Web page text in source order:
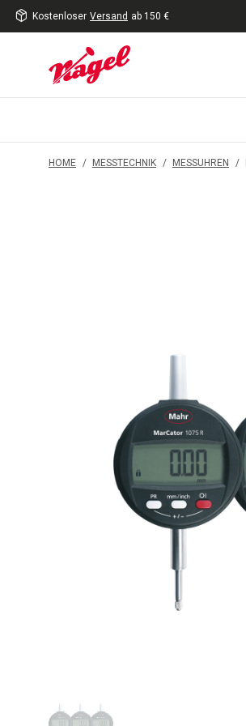
Kostenloser Versand ab 150 €
HOME / MESSTECHNIK / MESSUHREN /